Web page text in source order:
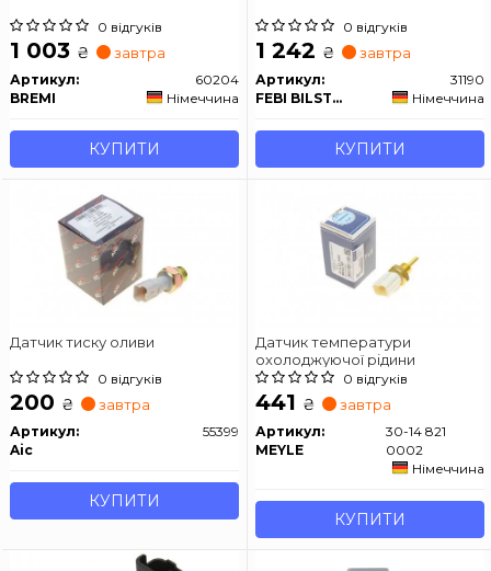
0 відгуків
1 003 ₴ завтра
Артикул:
60204
BREMI
Німеччина
КУПИТИ
0 відгуків
1 242 ₴ завтра
Артикул:
31190
FEBI BILSTEIN
Німеччина
КУПИТИ
Датчик тиску оливи
0 відгуків
200 ₴ завтра
Артикул:
55399
Aic
КУПИТИ
Датчик температури
охолоджуючої рідини
0 відгуків
441 ₴ завтра
Артикул:
30-14 821
0002
MEYLE
Німеччина
КУПИТИ